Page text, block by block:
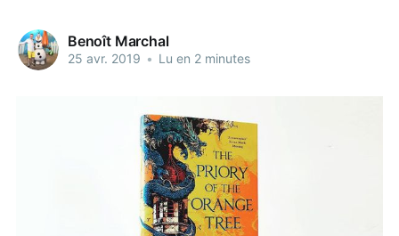
Benoît Marchal
25 avr. 2019 • Lu en 2 minutes